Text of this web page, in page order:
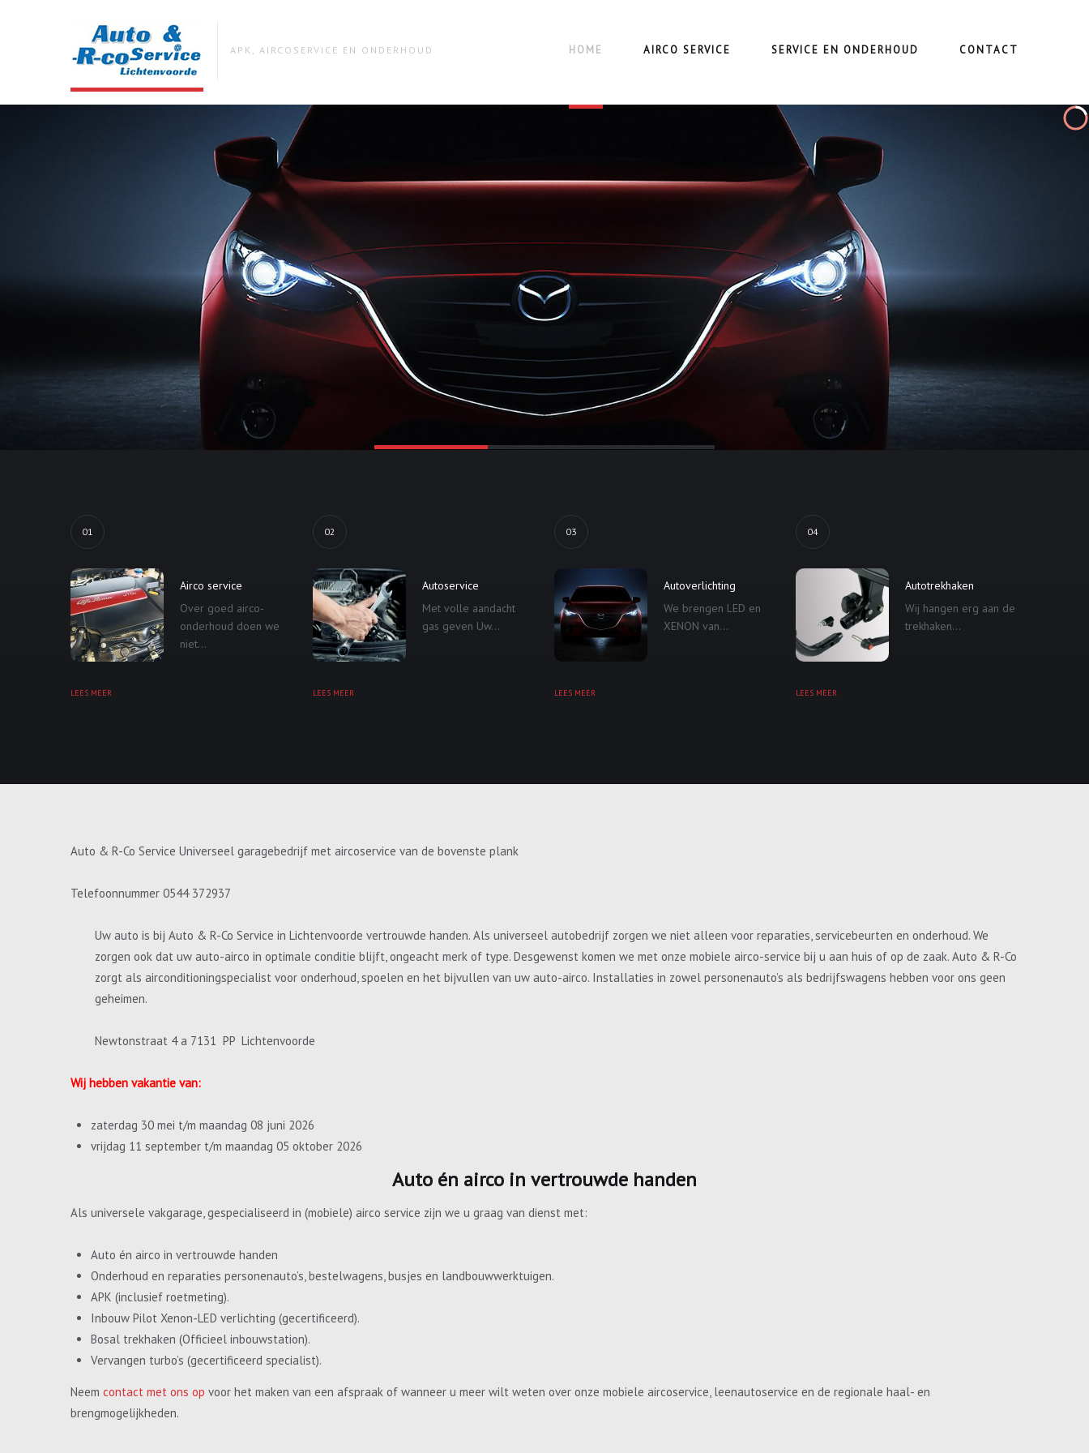
APK, AIRCOSERVICE EN ONDERHOUD HOME AIRCO SERVICE SERVICE EN ONDERHOUD CONTACT
01
Airco service
Over goed airco-
onderhoud doen we
niet...
LEES MEER
02
Autoservice
Met volle aandacht
gas geven Uw...
LEES MEER
03
Autoverlichting
We brengen LED en
XENON van...
LEES MEER
04
Autotrekhaken
Wij hangen erg aan de
trekhaken...
LEES MEER
Auto & R-Co Service Universeel garagebedrijf met aircoservice van de bovenste plank
Telefoonnummer 0544 372937
Uw auto is bij Auto & R-Co Service in Lichtenvoorde vertrouwde handen. Als universeel autobedrijf zorgen we niet alleen voor reparaties, servicebeurten en onderhoud. We
zorgen ook dat uw auto-airco in optimale conditie blijft, ongeacht merk of type. Desgewenst komen we met onze mobiele airco-service bij u aan huis of op de zaak. Auto & R-Co
zorgt als airconditioningspecialist voor onderhoud, spoelen en het bijvullen van uw auto-airco. Installaties in zowel personenauto’s als bedrijfswagens hebben voor ons geen
geheimen.
Newtonstraat 4 a 7131 PP Lichtenvoorde
Wij hebben vakantie van:
zaterdag 30 mei t/m maandag 08 juni 2026
vrijdag 11 september t/m maandag 05 oktober 2026
Auto én airco in vertrouwde handen
Als universele vakgarage, gespecialiseerd in (mobiele) airco service zijn we u graag van dienst met:
Auto én airco in vertrouwde handen
Onderhoud en reparaties personenauto’s, bestelwagens, busjes en landbouwwerktuigen.
APK (inclusief roetmeting).
Inbouw Pilot Xenon-LED verlichting (gecertificeerd).
Bosal trekhaken (Officieel inbouwstation).
Vervangen turbo’s (gecertificeerd specialist).
Neem contact met ons op voor het maken van een afspraak of wanneer u meer wilt weten over onze mobiele aircoservice, leenautoservice en de regionale haal- en
brengmogelijkheden.